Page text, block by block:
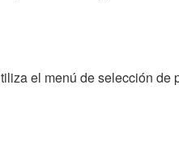
el menú de selección de